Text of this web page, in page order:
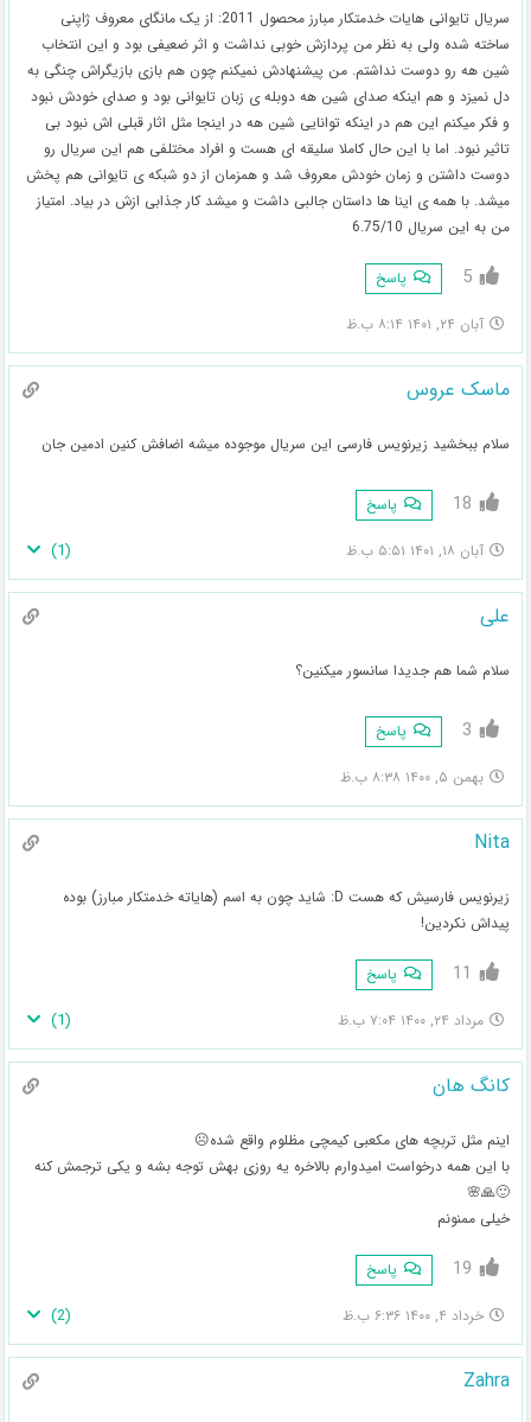
سریال تایوانی هایات خدمتکار مبارز محصول 2011: از یک مانگای معروف ژاپنی
ساخته شده ولی به نظر من پردازش خوبی نداشت و اثر ضعیفی بود و این انتخاب
شین هه رو دوست نداشتم. من پیشنهادش نمیکنم چون هم بازی بازیگراش چنگی به
دل نمیزد و هم اینکه صدای شین هه دوبله ی زبان تایوانی بود و صدای خودش نبود
و فکر میکنم این هم در اینکه توانایی شین هه در اینجا مثل اثار قبلی اش نبود بی
تاثیر نبود. اما با این حال کاملا سلیقه ای هست و افراد مختلفی هم این سریال رو
دوست داشتن و زمان خودش معروف شد و همزمان از دو شبکه ی تایوانی هم پخش
میشد. با همه ی اینا ها داستان جالبی داشت و میشد کار جذابی ازش در بیاد. امتیاز
من به این سریال 6.75/10
5 پاسخ
آبان ۲۴, ۱۴۰۱ ۸:۱۴ ب.ظ
ماسک عروس
سلام ببخشید زیرنویس فارسی این سریال موجوده میشه اضافش کنین ادمین جان
18 پاسخ
آبان ۱۸, ۱۴۰۱ ۵:۵۱ ب.ظ (
1
)
علی
سلام شما هم جدیدا سانسور میکنین؟
3 پاسخ
بهمن ۵, ۱۴۰۰ ۸:۳۸ ب.ظ
Nita
زیرنویس فارسیش که هست D: شاید چون به اسم (هایاته خدمتکار مبارز) بوده
پیداش نکردین!
11 پاسخ
مرداد ۲۴, ۱۴۰۰ ۷:۰۴ ب.ظ (
1
)
کانگ هان
اینم مثل تربچه های مکعبی کیمچی مظلوم واقع شده☹
با این همه درخواست امیدوارم بالاخره یه روزی بهش توجه بشه و یکی ترجمش کنه
🙂🙏🌸
خیلی ممنونم
19 پاسخ
خرداد ۴, ۱۴۰۰ ۶:۳۶ ب.ظ (
2
)
Zahra